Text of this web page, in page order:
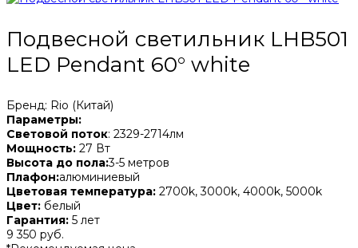
Подвесной светильник LHB501
LED Pendant 60° white
Бренд: Rio (Китай)
Параметры:
Световой поток: 2329-2714лм
Мощность: 27 Вт
Высота до пола:3-5 метров
Плафон:алюминиевый
Цветовая температура: 2700k, 3000k, 4000k, 5000k
Цвет: белый
Гарантия: 5 лет
9 350 руб.